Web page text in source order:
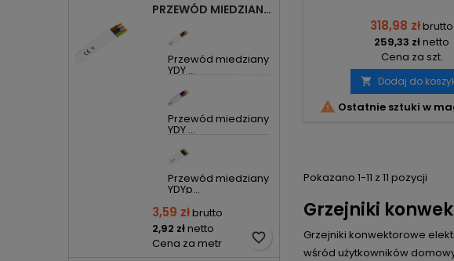
PRZEWÓD MIEDZIANY YDYP DRUT 3X1,5MM2 ŻO 450/750V
Przewód miedziany
YDY ...
Przewód miedziany
YDY ...
Przewód miedziany
YDYp...
3,59 złbrutto
2,92 złnetto
Cena za metr
favorite_border
318,98 złbrutto
259,33 złnetto
Cena za szt.
 Dodaj do
 Ostatnie sztuki w
Pokazano 1-11 z 11 pozycji
Grzejniki
Grzejniki konwektorowe
wśród użytkowników